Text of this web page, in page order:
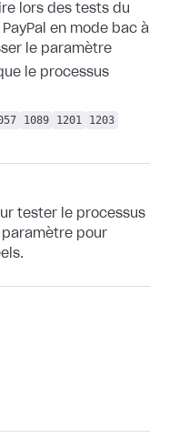
lors des tests du
en mode bac à
le paramètre
le processus
1089 1201
1203
tester le processus
pour